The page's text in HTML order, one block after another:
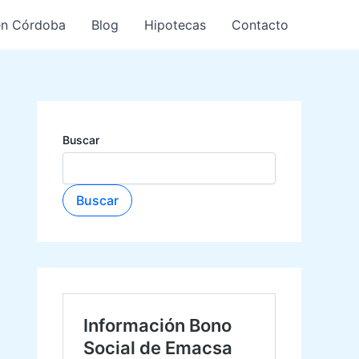
Córdoba Blog Hipotecas Contacto
Buscar
Buscar